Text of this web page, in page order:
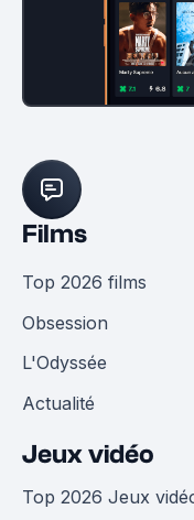
Films
Top 2026 films
Obsession
L'Odyssée
Actualité
Jeux vidéo
Top 2026 Jeux